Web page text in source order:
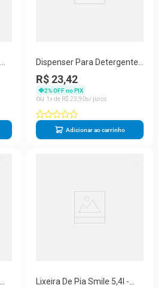
Dispenser Para Detergente
E Sabonete Líquido 350ml -
Stolf Areia
R$ 23,42
2% OFF no PIX
1
R$ 23 90
Adicionar ao carrinho
Lixeira De Pia Smile 5,4l -